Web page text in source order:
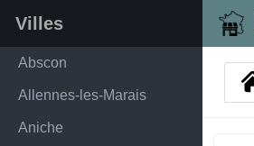
Villes
Abscon
Allennes-les-Marais
Aniche